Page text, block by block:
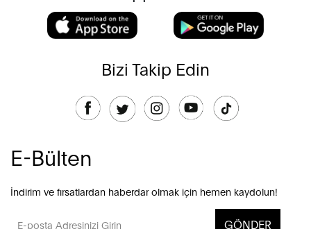
Bizi Takip Edin
E-Bülten
İndirim ve fırsatlardan haberdar olmak için hemen kaydolun!
GÖNDER